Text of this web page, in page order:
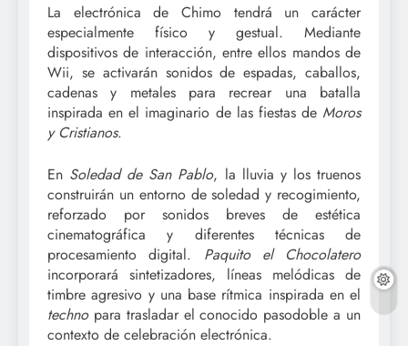
La electrónica de Chimo tendrá un carácter
especialmente físico y gestual. Mediante
dispositivos de interacción, entre ellos mandos de
Wii, se activarán sonidos de espadas, caballos,
cadenas y metales para recrear una batalla
inspirada en el imaginario de las fiestas de Moros
y Cristianos.
En Soledad de San Pablo, la lluvia y los truenos
construirán un entorno de soledad y recogimiento,
reforzado por sonidos breves de estética
cinematográfica y diferentes técnicas de
procesamiento digital. Paquito el Chocolatero
incorporará sintetizadores, líneas melódicas de
timbre agresivo y una base rítmica inspirada en el
technopara trasladar el conocido pasodoble a un
contexto de celebración electrónica.